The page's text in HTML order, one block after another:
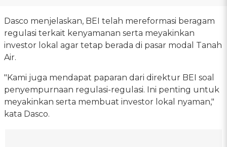
Dasco menjelaskan, BEI telah mereformasi beragam
regulasi terkait kenyamanan serta meyakinkan
investor lokal agar tetap berada di pasar modal Tanah
Air.
"Kami juga mendapat paparan dari direktur BEI soal
penyempurnaan regulasi-regulasi. Ini penting untuk
meyakinkan serta membuat investor lokal nyaman,"
kata Dasco.